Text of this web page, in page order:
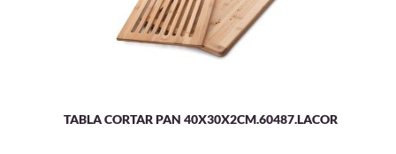
TABLA CORTAR PAN 40X30X2CM.60487.LACOR